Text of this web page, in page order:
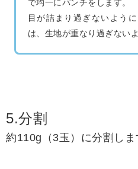
で均一にパンチをします。
目が詰まり過ぎないよう
は、生地が重なり過ぎない
5.分割
約110g（3玉）に分割しま